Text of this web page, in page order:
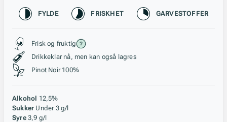
Karakteristikk
FYLDE FRISKHET GARVESTOFFER
Stil, lagring og råstoff
Frisk og fruktig
Drikkeklar nå, men kan også lagres
Pinot Noir 100%
Alkohol 12,5%
Sukker Under 3 g/l
Syre 3,9 g/l